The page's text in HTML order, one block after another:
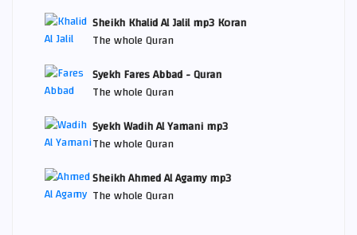
Sheikh Khalid Al Jalil mp3 Koran
The whole Quran
Syekh Fares Abbad - Quran
The whole Quran
Syekh Wadih Al Yamani mp3
The whole Quran
Sheikh Ahmed Al Agamy mp3
The whole Quran